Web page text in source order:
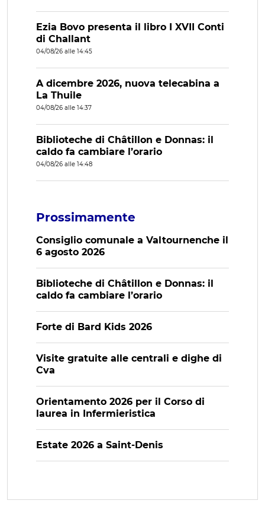
Ezia Bovo presenta il libro I XVII Conti
di Challant
04/08/26 alle 14:45
A dicembre 2026, nuova telecabina a
La Thuile
04/08/26 alle 14:37
Biblioteche di Châtillon e Donnas: il
caldo fa cambiare l’orario
04/08/26 alle 14:48
Prossimamente
Consiglio comunale a Valtournenche il
6 agosto 2026
Biblioteche di Châtillon e Donnas: il
caldo fa cambiare l’orario
Forte di Bard Kids 2026
Visite gratuite alle centrali e dighe di
Cva
Orientamento 2026 per il Corso di
laurea in Infermieristica
Estate 2026 a Saint-Denis